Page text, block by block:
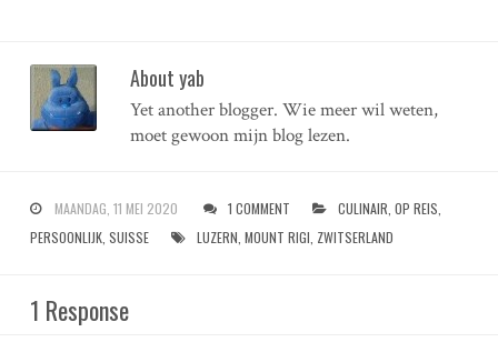
About yab
Yet another blogger. Wie meer wil weten,
moet gewoon mijn blog lezen.
MAANDAG, 11 MEI 2020 1 COMMENT CULINAIR OP REIS
PERSOONLIJK, SUISSE LUZERN MOUNT RIGI ZWITSERLAND
1 Response